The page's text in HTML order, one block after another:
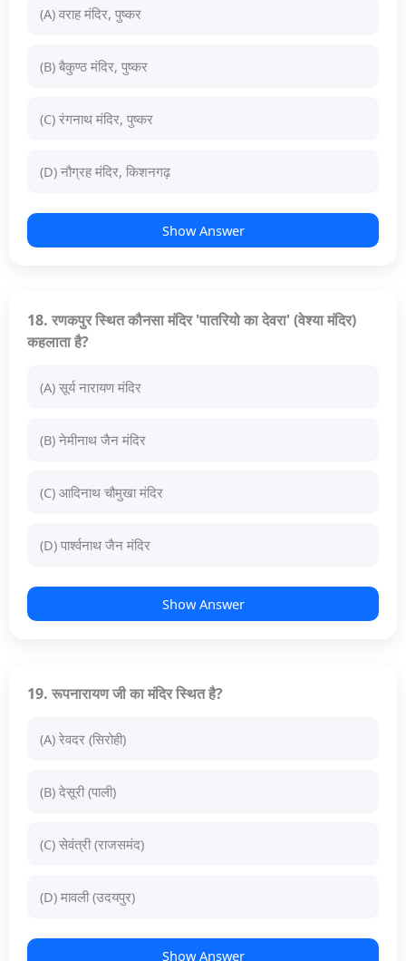
(A) वराह मंदिर, पुष्कर
(B) बैकुण्ठ मंदिर, पुष्कर
(C) रंगनाथ मंदिर, पुष्कर
(D) नौग्रह मंदिर, किशनगढ़
Show Answer
18. रणकपुर स्थित कौनसा मंदिर 'पातरियो का देवरा' (वेश्या मंदिर)
कहलाता है?
(A) सूर्य नारायण मंदिर
(B) नेमीनाथ जैन मंदिर
(C) आदिनाथ चौमुखा मंदिर
(D) पार्श्वनाथ जैन मंदिर
Show Answer
19. रूपनारायण जी का मंदिर स्थित है?
(A) रेवदर (सिरोही)
(B) देसूरी (पाली)
(C) सेवंत्री (राजसमंद)
(D) मावली (उदयपुर)
Show Answer